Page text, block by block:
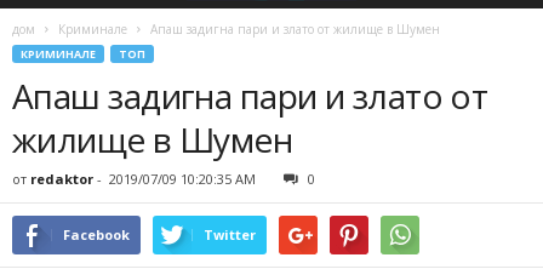
дом Криминале Апаш задигна пари и злато от жилище в Шумен
КРИМИНАЛЕ ТОП
Апаш задигна пари и злато от
жилище в Шумен
от redaktor - 2019/07/09 10:20:35 AM 0
Facebook Twitter